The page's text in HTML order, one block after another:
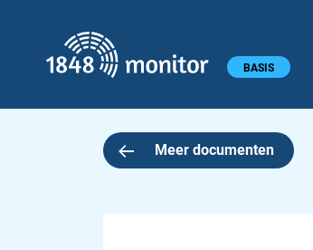
Hoofdmenu BASIS
Meer documenten